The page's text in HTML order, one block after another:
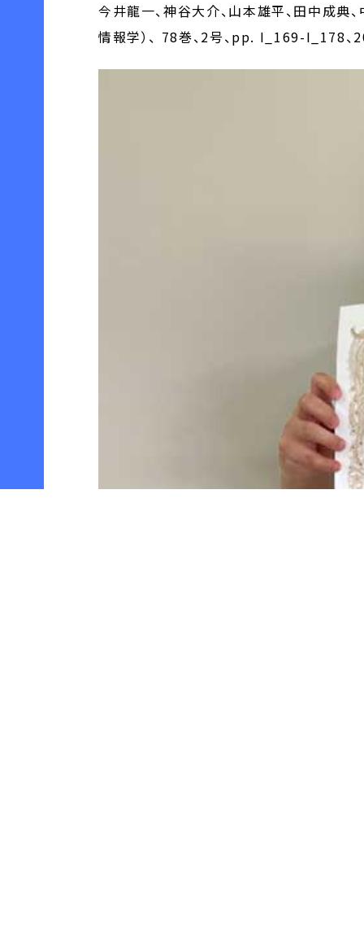
今井龍一、神谷大介、山本雄平、田中成典
情報学）、 78巻、2号、pp. I_169-I_178、